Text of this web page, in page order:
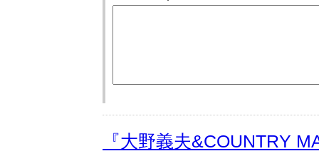
『大野義夫&COUNTRY